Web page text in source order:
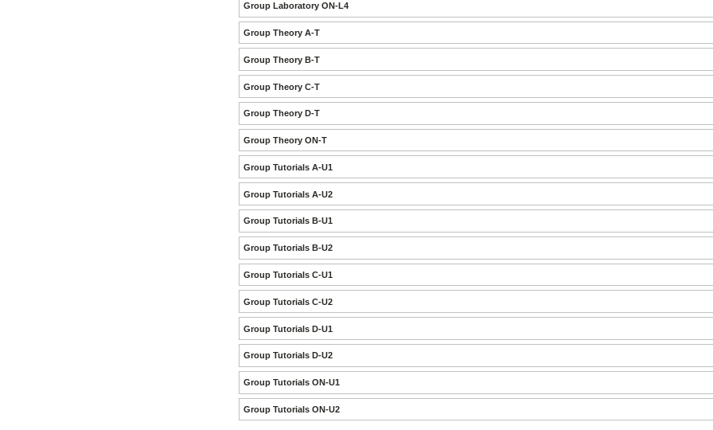
Group Laboratory ON-L4
Group Theory A-T
Group Theory B-T
Group Theory C-T
Group Theory D-T
Group Theory ON-T
Group Tutorials A-U1
Group Tutorials A-U2
Group Tutorials B-U1
Group Tutorials B-U2
Group Tutorials C-U1
Group Tutorials C-U2
Group Tutorials D-U1
Group Tutorials D-U2
Group Tutorials ON-U1
Group Tutorials ON-U2